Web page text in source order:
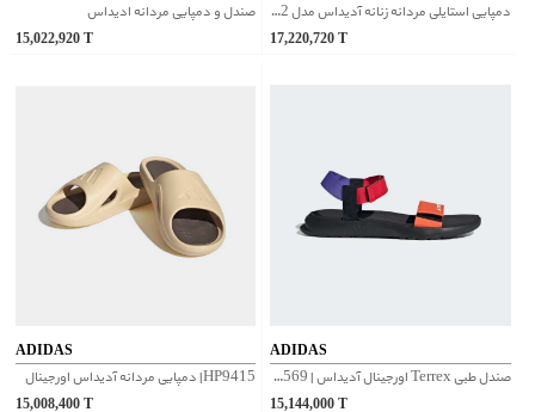
صندل و دمپایی مردانه ادیداس
15,022,920
دمپایی استایلی مردانه زنانه آدیداس مدل ADILETTE 22 کد IF3670
17,220,720
ADIDAS
HP9415| دمپایی مردانه آدیداس اورجینال
15,008,400
ADIDAS
صندل طبی Terrex اورجینال آدیداس | JQ2569
15,144,000